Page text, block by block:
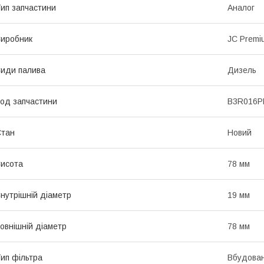
запчастини Аналог
JC
палива Дизель
запчастини
Новий
78 мм
діаметр 19 мм
діаметр 78 мм
фільтра